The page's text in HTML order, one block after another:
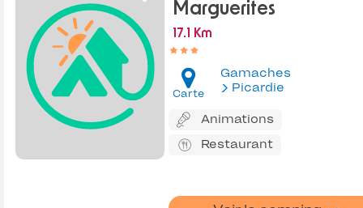
Marguerites
17.1 Km
Carte
Gamaches
Picardie
Animations
Restaurant